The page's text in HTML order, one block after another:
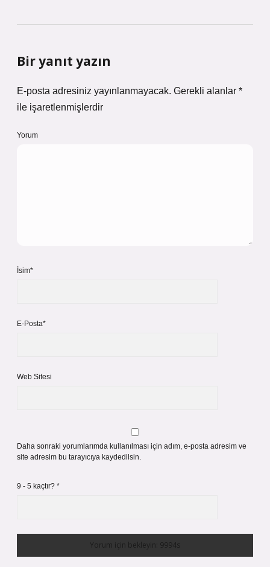
Bir yanıt yazın
E-posta adresiniz yayınlanmayacak. Gerekli alanlar *
ile işaretlenmişlerdir
Yorum
İsim*
E-Posta*
Web Sitesi
Daha sonraki yorumlarımda kullanılması için adım, e-posta adresim ve
site adresim bu tarayıcıya kaydedilsin.
9 - 5 kaçtır? *